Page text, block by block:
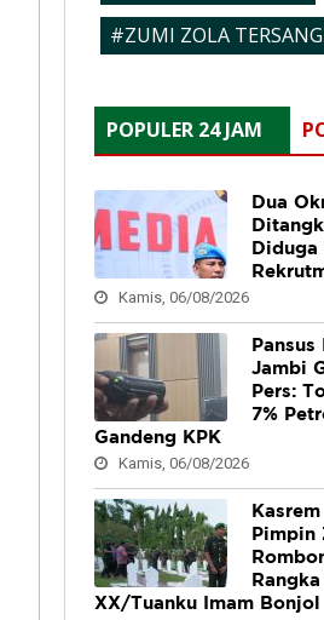
#ZUMI ZOLA
POPULER 24 JAM
Dua
Diduga
Kamis, 06/08/2026
Pansus
Jambi
Pers:
7%
Gandeng KPK
Kamis, 06/08/2026
Pimpin
XX/Tuanku Imam Bonjol